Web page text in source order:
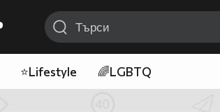
⭐Lifestyle 🌈LGBTQ